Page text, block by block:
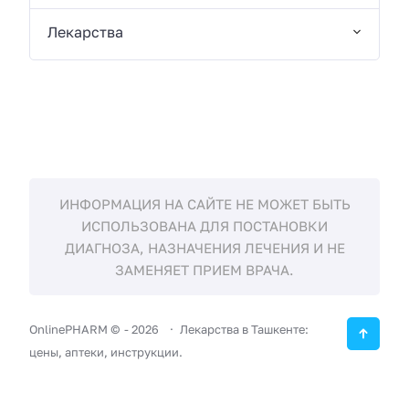
Лекарства
ИНФОРМАЦИЯ НА САЙТЕ НЕ МОЖЕТ БЫТЬ
ИСПОЛЬЗОВАНА ДЛЯ ПОСТАНОВКИ
ДИАГНОЗА, НАЗНАЧЕНИЯ ЛЕЧЕНИЯ И НЕ
ЗАМЕНЯЕТ ПРИЕМ ВРАЧА.
OnlinePHARM © -2026
Лекарства в Ташкенте:
цены, аптеки, инструкции.